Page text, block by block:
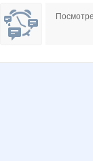
NatusM OGUL